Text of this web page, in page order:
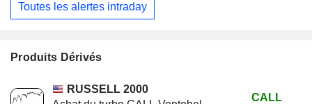
Toutes les alertes intraday
Produits Dérivés
RUSSELL 2000
CALL